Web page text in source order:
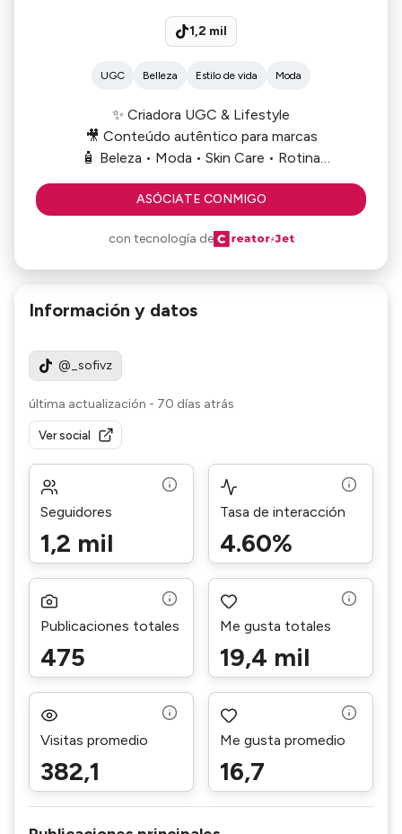
1,2 mil
UGC Belleza Estilo de vida Moda
✨ Criadora UGC & Lifestyle
🎥 Conteúdo autêntico para marcas
🧴 Beleza • Moda • Skin Care • Rotina
🤍 Transformando rotina em conexão real
ASÓCIATE CONMIGO
con tecnología de
Información y datos
@_sofivz
última actualización - 70 días atrás
Ver social
Seguidores
1,2 mil
Tasa de interacción
4.60%
Publicaciones totales
475
Me gusta totales
19,4 mil
Visitas promedio
382,1
Me gusta promedio
16,7